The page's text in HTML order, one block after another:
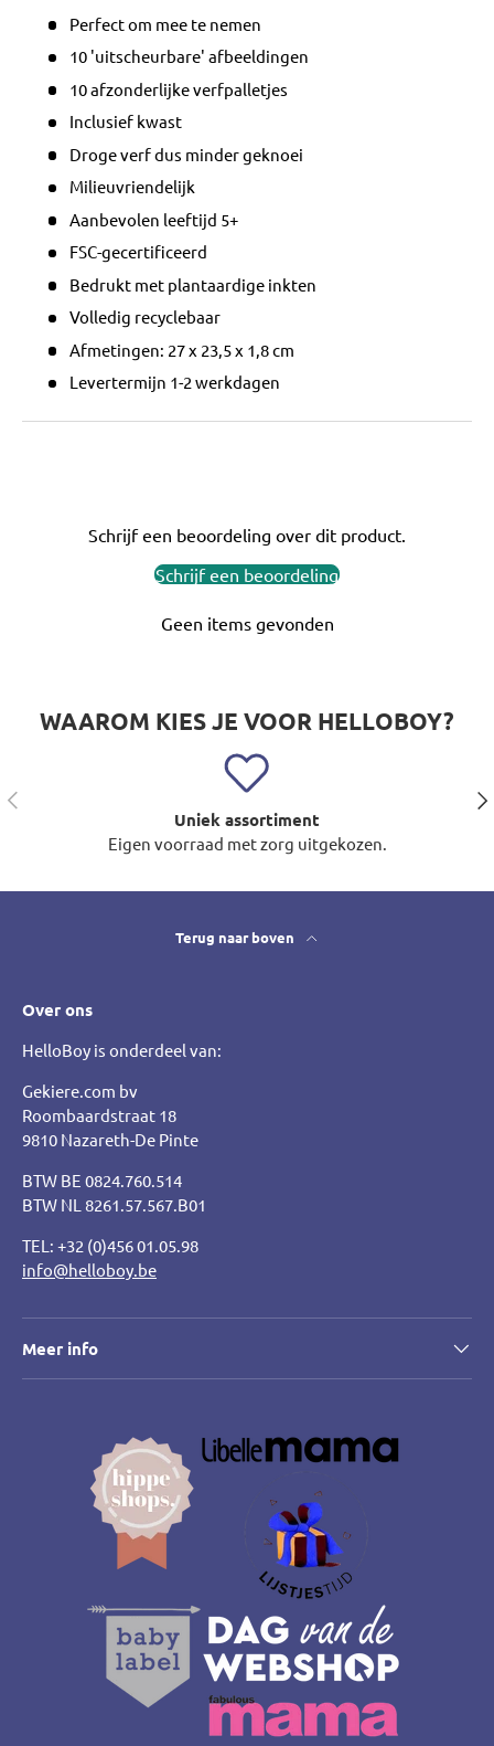
Perfect om mee te nemen
10 'uitscheurbare' afbeeldingen
10 afzonderlijke verfpalletjes
Inclusief kwast
Droge verf dus minder geknoei
Milieuvriendelijk
Aanbevolen leeftijd 5+
FSC-gecertificeerd
Bedrukt met plantaardige inkten
Volledig recyclebaar
Afmetingen: 27 x 23,5 x 1,8 cm
Levertermijn 1-2 werkdagen
Schrijf een beoordeling over dit product.
Schrijf een beoordeling
Geen items gevonden
WAAROM KIES JE VOOR HELLOBOY?
Vorige
Uniek assortiment
Eigen voorraad met zorg uitgekozen.
Terug naar boven
Over ons
HelloBoy is onderdeel van:
Gekiere.com bv
Roombaardstraat 18
9810 Nazareth-De Pinte
BTW BE 0824.760.514
BTW NL 8261.57.567.B01
TEL: +32 (0)456 01.05.98
info@helloboy.be
Meer info